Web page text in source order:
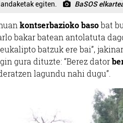
egiten.
BaSOS
kontserbazioko basobat
bakar batean antolatuta
batzuk ere bai”,
gura dituzte: “Berez dator
lagundu nahi dugu”.